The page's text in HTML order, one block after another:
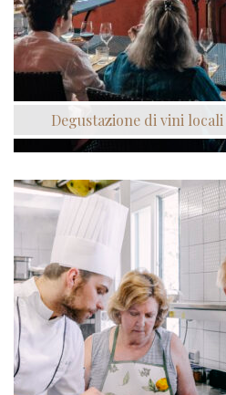
Degustazione di vini locali